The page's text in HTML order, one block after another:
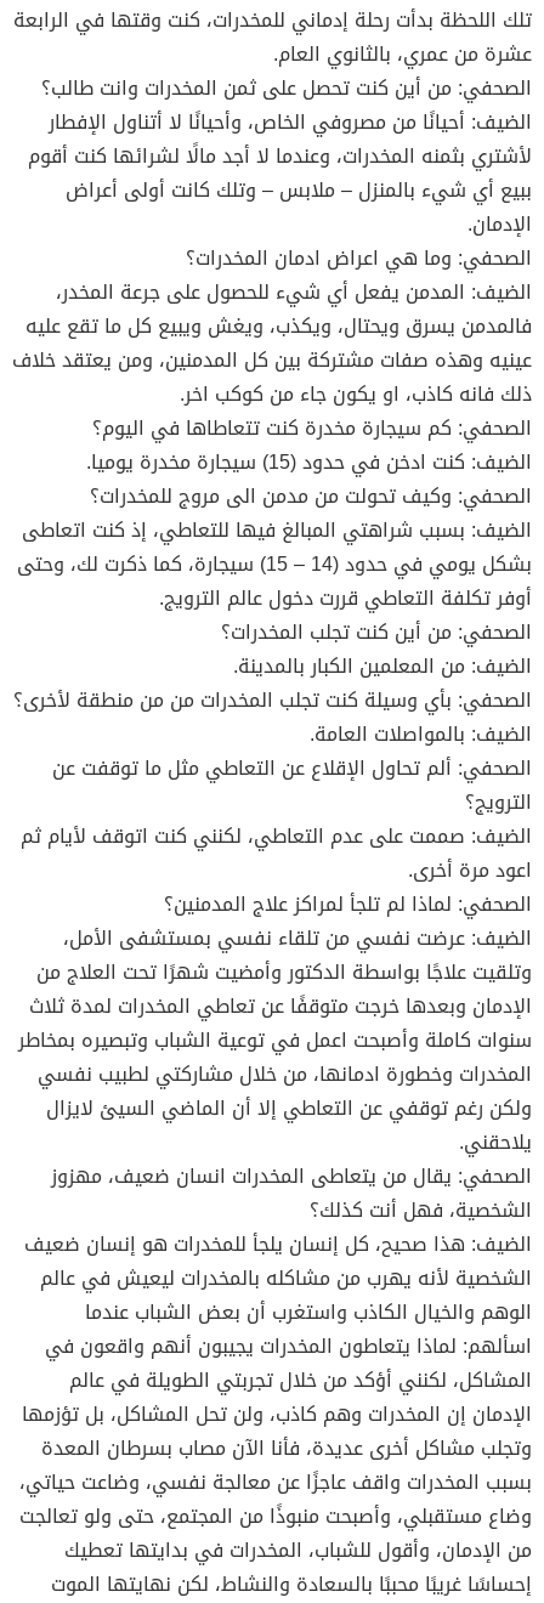
تلك اللحظة بدأت رحلة إدماني للمخدرات، كنت وقتها في الرابعة
عشرة من عمري، بالثانوي العام.
الصحفي: من أين كنت تحصل على ثمن المخدرات وانت طالب؟
الضيف: أحيانًا من مصروفي الخاص، وأحيانًا لا أتناول الإفطار
لأشتري بثمنه المخدرات، وعندما لا أجد مالًا لشرائها كنت أقوم
ببيع أي شيء بالمنزل – ملابس – وتلك كانت أولى أعراض
الإدمان.
الصحفي: وما هي اعراض ادمان المخدرات؟
الضيف: المدمن يفعل أي شيء للحصول على جرعة المخدر،
فالمدمن يسرق ويحتال، ويكذب، ويغش ويبيع كل ما تقع عليه
عينيه وهذه صفات مشتركة بين كل المدمنين، ومن يعتقد خلاف
ذلك فانه كاذب، او يكون جاء من كوكب اخر.
الصحفي: كم سيجارة مخدرة كنت تتعاطاها في اليوم؟
الضيف: كنت ادخن في حدود (15) سيجارة مخدرة يوميا.
الصحفي: وكيف تحولت من مدمن الى مروج للمخدرات؟
الضيف: بسبب شراهتي المبالغ فيها للتعاطي، إذ كنت اتعاطى
بشكل يومي في حدود (14 – 15) سيجارة، كما ذكرت لك، وحتى
أوفر تكلفة التعاطي قررت دخول عالم الترويج.
الصحفي: من أين كنت تجلب المخدرات؟
الضيف: من المعلمين الكبار بالمدينة.
الصحفي: بأي وسيلة كنت تجلب المخدرات من من منطقة لأخرى؟
الضيف: بالمواصلات العامة.
الصحفي: ألم تحاول الإقلاع عن التعاطي مثل ما توقفت عن
الترويج؟
الضيف: صممت على عدم التعاطي، لكنني كنت اتوقف لأيام ثم
اعود مرة أخرى.
الصحفي: لماذا لم تلجأ لمراكز علاج المدمنين؟
الضيف: عرضت نفسي من تلقاء نفسي بمستشفى الأمل،
وتلقيت علاجًا بواسطة الدكتور وأمضيت شهرًا تحت العلاج من
الإدمان وبعدها خرجت متوقفًا عن تعاطي المخدرات لمدة ثلاث
سنوات كاملة وأصبحت اعمل في توعية الشباب وتبصيره بمخاطر
المخدرات وخطورة ادمانها، من خلال مشاركتي لطبيب نفسي
ولكن رغم توقفي عن التعاطي إلا أن الماضي السيئ لايزال
يلاحقني.
الصحفي: يقال من يتعاطى المخدرات انسان ضعيف، مهزوز
الشخصية، فهل أنت كذلك؟
الضيف: هذا صحيح، كل إنسان يلجأ للمخدرات هو إنسان ضعيف
الشخصية لأنه يهرب من مشاكله بالمخدرات ليعيش في عالم
الوهم والخيال الكاذب واستغرب أن بعض الشباب عندما
اسألهم: لماذا يتعاطون المخدرات يجيبون أنهم واقعون في
المشاكل، لكنني أؤكد من خلال تجربتي الطويلة في عالم
الإدمان إن المخدرات وهم كاذب، ولن تحل المشاكل، بل تؤزمها
وتجلب مشاكل أخرى عديدة، فأنا الآن مصاب بسرطان المعدة
بسبب المخدرات واقف عاجزًا عن معالجة نفسي، وضاعت حياتي،
وضاع مستقبلي، وأصبحت منبوذًا من المجتمع، حتى ولو تعالجت
من الإدمان، وأقول للشباب، المخدرات في بدايتها تعطيك
إحساسًا غريبًا محببًا بالسعادة والنشاط، لكن نهايتها الموت